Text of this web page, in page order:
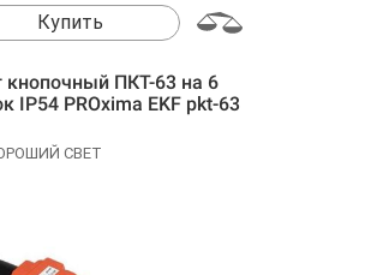
Купить
кнопочный ПКТ-63 на 6
IP54 PROxima EKF pkt-63
СВЕТ